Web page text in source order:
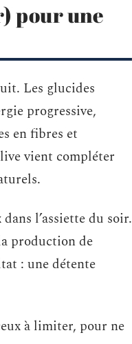
pour une
Les glucides
progressive,
en fibres et
vient compléter
l’assiette du soir.
production de
: une détente
à limiter, pour ne